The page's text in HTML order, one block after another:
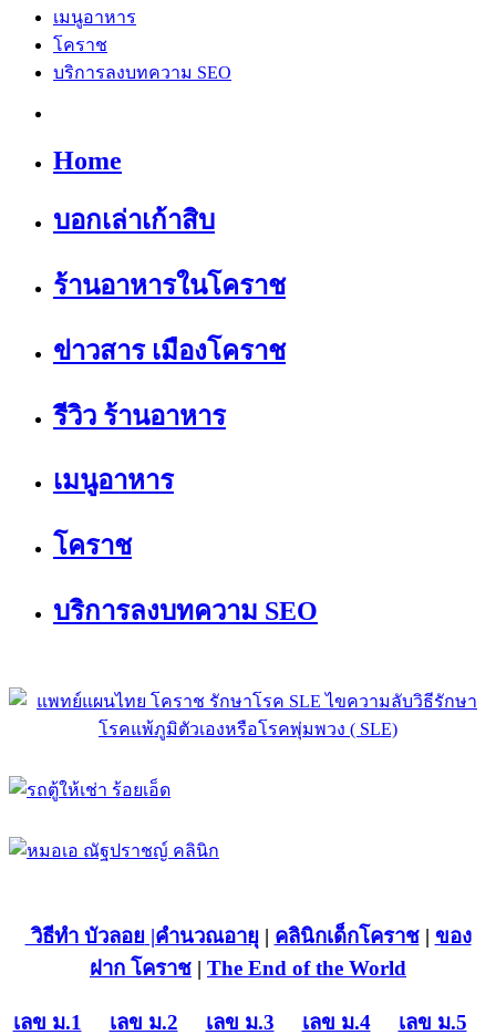
เมนูอาหาร
โคราช
บริการลงบทความ SEO
Home
บอกเล่าเก้าสิบ
ร้านอาหารในโคราช
ข่าวสาร เมืองโคราช
รีวิว ร้านอาหาร
เมนูอาหาร
โคราช
บริการลงบทความ SEO
วิธีทำ บัวลอย |คำนวณอายุ | คลินิกเด็กโคราช| ของ
ฝาก โคราช | The End of the World
เลข ม.1 เลข ม.2 เลข ม.3 เลข ม.4
เลข ม.5